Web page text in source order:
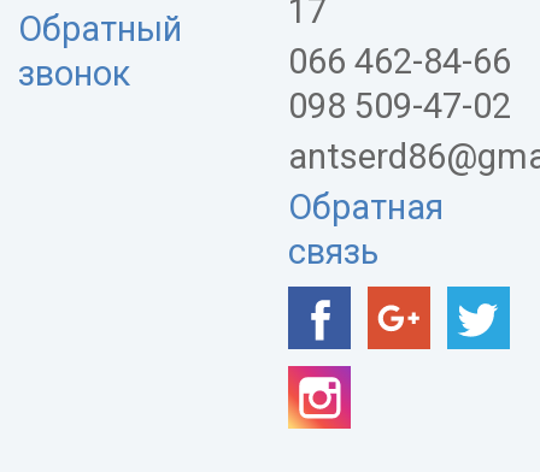
Обратный
звонок
17
066 462-84-66
098 509-47-02
Обратная
связь